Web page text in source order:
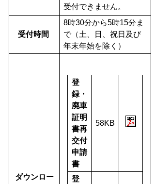
受付できません。
受付時間
8時30分から5時15分ま
で（土、日、祝日及び
年末年始を除く）
ダウンロー
登
録・
廃車
証明
書再
交付
申請
書
58KB
登